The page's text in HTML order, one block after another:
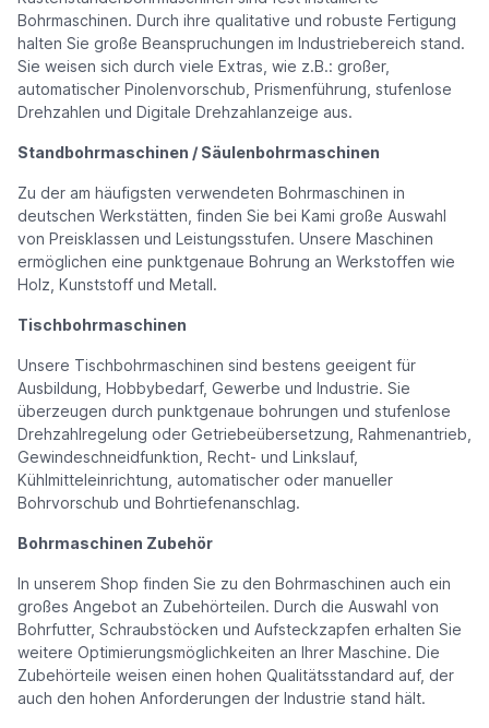
Bohrmaschinen. Durch ihre qualitative und robuste Fertigung
halten Sie große Beanspruchungen im Industriebereich stand.
Sie weisen sich durch viele Extras, wie z.B.: großer,
automatischer Pinolenvorschub, Prismenführung, stufenlose
Drehzahlen und Digitale Drehzahlanzeige aus.
Standbohrmaschinen / Säulenbohrmaschinen
Zu der am häufigsten verwendeten Bohrmaschinen in
deutschen Werkstätten, finden Sie bei Kami große Auswahl
von Preisklassen und Leistungsstufen. Unsere Maschinen
ermöglichen eine punktgenaue Bohrung an Werkstoffen wie
Holz, Kunststoff und Metall.
Tischbohrmaschinen
Unsere Tischbohrmaschinen sind bestens geeigent für
Ausbildung, Hobbybedarf, Gewerbe und Industrie. Sie
überzeugen durch punktgenaue bohrungen und stufenlose
Drehzahlregelung oder Getriebeübersetzung, Rahmenantrieb,
Gewindeschneidfunktion, Recht- und Linkslauf,
Kühlmitteleinrichtung, automatischer oder manueller
Bohrvorschub und Bohrtiefenanschlag.
Bohrmaschinen Zubehör
In unserem Shop finden Sie zu den Bohrmaschinen auch ein
großes Angebot an Zubehörteilen. Durch die Auswahl von
Bohrfutter, Schraubstöcken und Aufsteckzapfen erhalten Sie
weitere Optimierungsmöglichkeiten an Ihrer Maschine. Die
Zubehörteile weisen einen hohen Qualitätsstandard auf, der
auch den hohen Anforderungen der Industrie stand hält.